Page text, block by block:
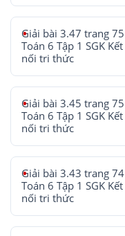
Giải bài 3.47 trang 75
Toán 6 Tập 1 SGK Kết
nối tri thức
Giải bài 3.45 trang 75
Toán 6 Tập 1 SGK Kết
nối tri thức
Giải bài 3.43 trang 74
Toán 6 Tập 1 SGK Kết
nối tri thức